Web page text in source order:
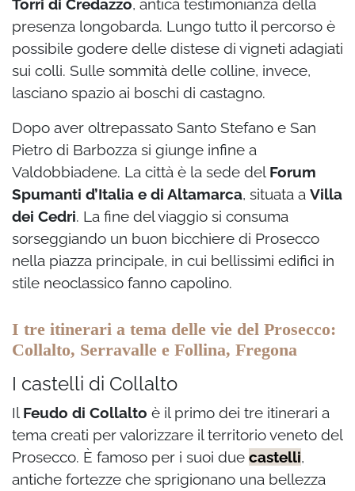
Torri di Credazzo, antica testimonianza della
presenza longobarda. Lungo tutto il percorso è
possibile godere delle distese di vigneti adagiati
sui colli. Sulle sommità delle colline, invece,
lasciano spazio ai boschi di castagno.
Dopo aver oltrepassato Santo Stefano e San
Pietro di Barbozza si giunge infine a
Valdobbiadene. La città è la sede del Forum
Spumanti d’Italia e di Altamarca, situata a Villa
dei Cedri. La fine del viaggio si consuma
sorseggiando un buon bicchiere di Prosecco
nella piazza principale, in cui bellissimi edifici in
stile neoclassico fanno capolino.
I tre itinerari a tema delle vie del Prosecco:
Collalto, Serravalle e Follina, Fregona
I castelli di Collalto
Il Feudo di Collalto è il primo dei tre itinerari a
tema creati per valorizzare il territorio veneto del
Prosecco. È famoso per i suoi due castelli,
antiche fortezze che sprigionano una bellezza